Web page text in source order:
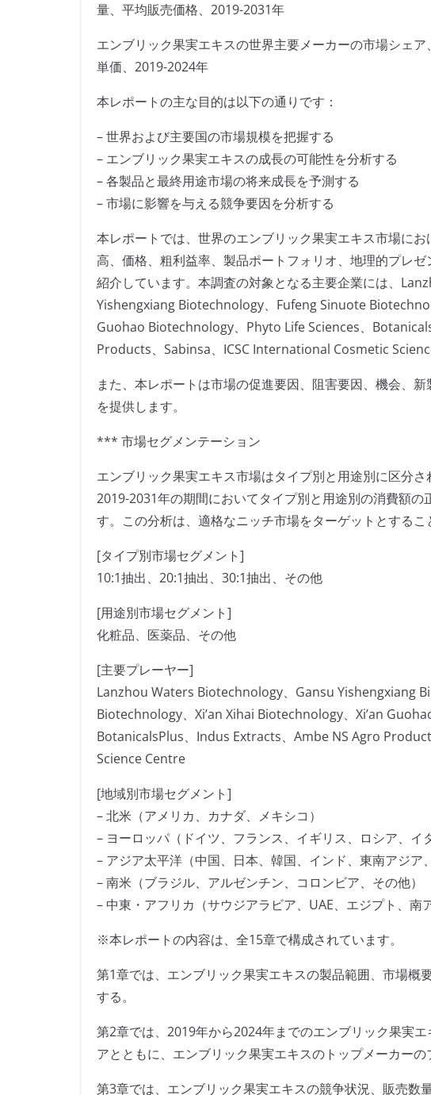
量、平均販売価格、2019-2031年
エンブリック果実エキスの世界主要メーカーの市場シェ
単価、2019-2024年
本レポートの主な目的は以下の通りです：
– 世界および主要国の市場規模を把握する
– エンブリック果実エキスの成長の可能性を分析する
– 各製品と最終用途市場の将来成長を予測する
– 市場に影響を与える競争要因を分析する
本レポートでは、世界のエンブリック果実エキス市場に
高、価格、粗利益率、製品ポートフォリオ、地理的プレ
紹介しています。本調査の対象となる主要企業には、
Yishengxiang Biotechnology、Fufeng Sinuote
Guohao Biotechnology、Phyto Life Sciences、
Products、Sabinsa、ICSC International Cosmetic
また、本レポートは市場の促進要因、阻害要因、機会、
を提供します。
*** 市場セグメンテーション
エンブリック果実エキス市場はタイプ別と用途別に区分
2019-2031年の期間においてタイプ別と用途別の消費額の
す。この分析は、適格なニッチ市場をターゲットとするこ
[タイプ別市場セグメント]
10:1抽出、20:1抽出、30:1抽出、その他
[用途別市場セグメント]
化粧品、医薬品、その他
[主要プレーヤー]
Lanzhou Waters Biotechnology、Gansu Yishengxiang
Biotechnology、Xi’an Xihai Biotechnology、Xi’an
BotanicalsPlus、Indus Extracts、Ambe NS Agro
Science Centre
[地域別市場セグメント]
– 北米（アメリカ、カナダ、メキシコ）
– ヨーロッパ（ドイツ、フランス、イギリス、ロシア、イ
– アジア太平洋（中国、日本、韓国、インド、東南アジア
– 南米（ブラジル、アルゼンチン、コロンビア、その他）
– 中東・アフリカ（サウジアラビア、UAE、エジプト、南
※本レポートの内容は、全15章で構成されています。
第1章では、エンブリック果実エキスの製品範囲、市場概
する。
第2章では、2019年から2024年までのエンブリック果実
アとともに、エンブリック果実エキスのトップメーカーの
第3章では、エンブリック果実エキスの競争状況、販売数